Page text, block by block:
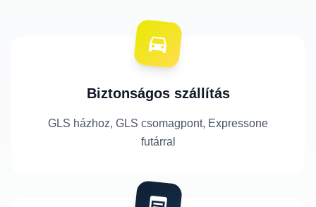
Biztonságos szállítás
GLS házhoz, GLS csomagpont, Expressone
futárral